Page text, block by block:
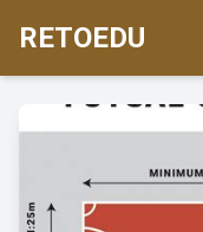
RETOEDU